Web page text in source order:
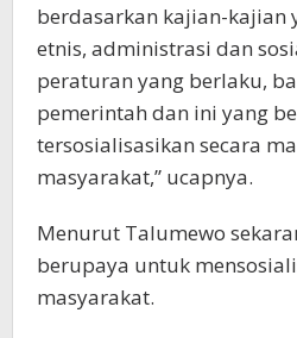
berdasarkan kajian-kajian
etnis, administrasi dan
peraturan yang berlaku,
pemerintah dan ini yang
tersosialisasikan secara
masyarakat,” ucapnya.
Menurut Talumewo
berupaya untuk
masyarakat.